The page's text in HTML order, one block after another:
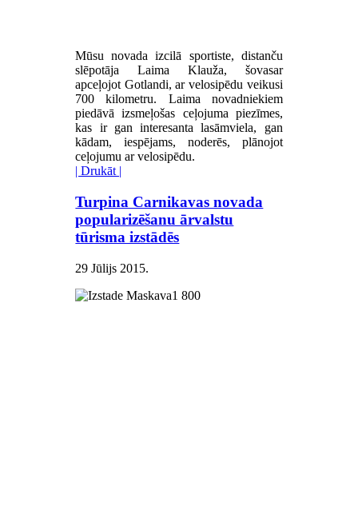
Mūsu novada izcilā sportiste, distanču
slēpotāja Laima Klauža, šovasar
apceļojot Gotlandi, ar velosipēdu veikusi
700 kilometru. Laima novadniekiem
piedāvā izsmeļošas ceļojuma piezīmes,
kas ir gan interesanta lasāmviela, gan
kādam, iespējams, noderēs, plānojot
ceļojumu ar velosipēdu.
| Drukāt |
Turpina Carnikavas novada
popularizēšanu ārvalstu
tūrisma izstādēs
29 Jūlijs 2015.